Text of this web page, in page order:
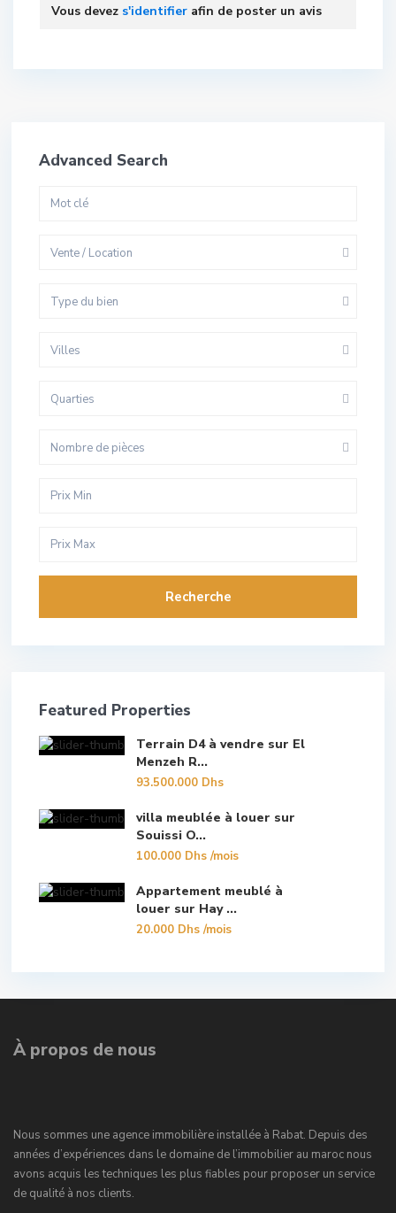
Vous devez s'identifier afin de poster un avis
Advanced Search
Vente / Location
Type du bien
Villes
Quarties
Nombre de pièces
Recherche
Featured Properties
Terrain D4 à vendre sur El
Menzeh R...
93.500.000 Dhs
villa meublée à louer sur
Souissi O...
100.000 Dhs/mois
Appartement meublé à
louer sur Hay ...
20.000 Dhs/mois
À propos de nous
Nous sommes une agence immobilière installée à Rabat. Depuis des
années d’expériences dans le domaine de l’immobilier au maroc nous
avons acquis les techniques les plus fiables pour proposer un service
de qualité à nos clients.